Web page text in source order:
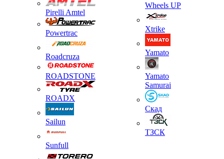
Pirelli Amtel
Powertrac
Roadcruza
ROADSTONE
ROADX
Sailun
Sunfull
Wheels UP
Xtrike
Yamato
Yamato
Samurai
Скад
ТЗСК